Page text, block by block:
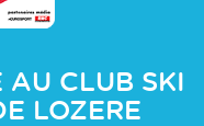
AU CLUB SKI
LOZERE